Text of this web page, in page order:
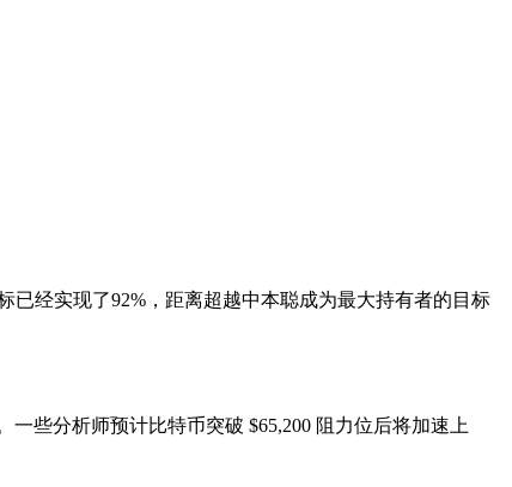
已经实现了92%，距离超越中本聪成为最大持有者的目标
些分析师预计比特币突破 $65,200 阻力位后将加速上